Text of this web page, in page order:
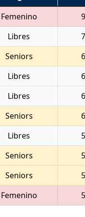
Femenino
9
Libres
7
Seniors
6
Libres
6
Libres
6
Seniors
6
Libres
5
Seniors
5
Seniors
5
Femenino 5